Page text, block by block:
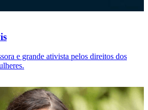
e grande ativista pelos direitos dos